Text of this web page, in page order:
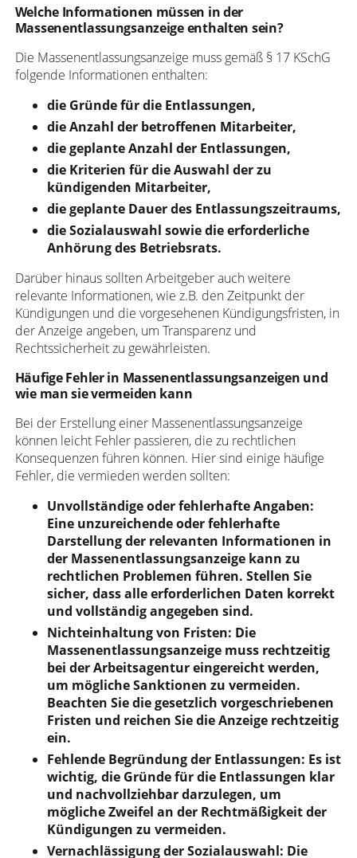
Welche Informationen müssen in der
Massenentlassungsanzeige enthalten sein?
Die Massenentlassungsanzeige muss gemäß § 17 KSchG
folgende Informationen enthalten:
die Gründe für die Entlassungen,
die Anzahl der betroffenen Mitarbeiter,
die geplante Anzahl der Entlassungen,
die Kriterien für die Auswahl der zu
kündigenden Mitarbeiter,
die geplante Dauer des Entlassungszeitraums,
die Sozialauswahl sowie die erforderliche
Anhörung des Betriebsrats.
Darüber hinaus sollten Arbeitgeber auch weitere
relevante Informationen, wie z.B. den Zeitpunkt der
Kündigungen und die vorgesehenen Kündigungsfristen, in
der Anzeige angeben, um Transparenz und
Rechtssicherheit zu gewährleisten.
Häufige Fehler in Massenentlassungsanzeigen und
wie man sie vermeiden kann
Bei der Erstellung einer Massenentlassungsanzeige
können leicht Fehler passieren, die zu rechtlichen
Konsequenzen führen können. Hier sind einige häufige
Fehler, die vermieden werden sollten:
Unvollständige oder fehlerhafte Angaben:
Eine unzureichende oder fehlerhafte
Darstellung der relevanten Informationen in
der Massenentlassungsanzeige kann zu
rechtlichen Problemen führen. Stellen Sie
sicher, dass alle erforderlichen Daten korrekt
und vollständig angegeben sind.
Nichteinhaltung von Fristen: Die
Massenentlassungsanzeige muss rechtzeitig
bei der Arbeitsagentur eingereicht werden,
um mögliche Sanktionen zu vermeiden.
Beachten Sie die gesetzlich vorgeschriebenen
Fristen und reichen Sie die Anzeige rechtzeitig
ein.
Fehlende Begründung der Entlassungen: Es ist
wichtig, die Gründe für die Entlassungen klar
und nachvollziehbar darzulegen, um
mögliche Zweifel an der Rechtmäßigkeit der
Kündigungen zu vermeiden.
Vernachlässigung der Sozialauswahl: Die